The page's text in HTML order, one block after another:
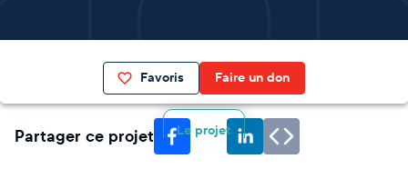
Favoris Faire un don
Le projet
Partager ce projet